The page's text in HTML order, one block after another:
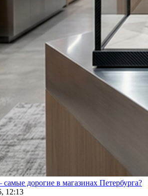
дорогие в магазинах Петербурга?
12:13